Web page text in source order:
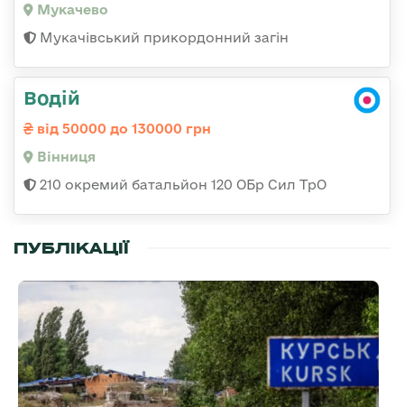
Мукачево
Мукачівський прикордонний загін
Водій
від 50000 до 130000 грн
Вінниця
210 окремий батальйон 120 ОБр Сил ТрО
ПУБЛІКАЦІЇ